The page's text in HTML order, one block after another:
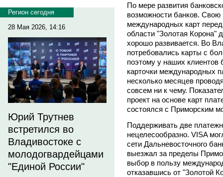
Регион сегодня
28 Мая 2026, 14:16
Юрий Трутнев
встретился во
Владивостоке с
молодогвардейцами
"Единой России"
По мере развития
возможности банков.
международных карт
области "Золотая Корона"
хорошо развивается. Во
потребовались карты с
поэтому у наших клиентов
карточки международных
несколько месяцев
совсем ни к чему.
проект на основе карт
состоялся с Приморским
Поддерживать две
нецелесообразно. VISA
сети Дальневосточного
выезжал за пределы
выбор в пользу
отказавшись от "Золотой